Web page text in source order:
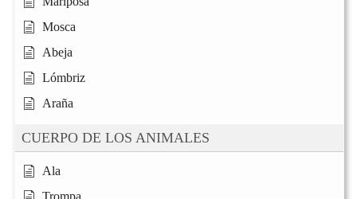
Mosca
Abeja
Lómbriz
Araña
CUERPO DE LOS ANIMALES
Ala
Trompa